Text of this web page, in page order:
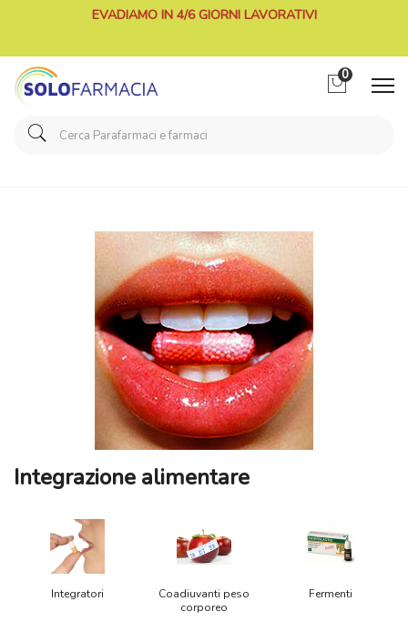
EVADIAMO IN 4/6 GIORNI LAVORATIVI
0
Integrazione alimentare
Integratori
Coadiuvanti peso
corporeo
Fermenti